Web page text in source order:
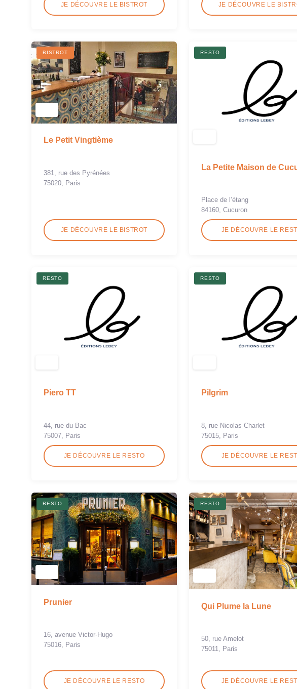
JE DÉCOUVRE LE BISTROT JE DÉCOUVRE LE
BISTROT
Le Petit Vingtième
381, rue des Pyrénées
75020, Paris
JE DÉCOUVRE LE BISTROT
RESTO
La Petite Maison de
Place de l’étang
84160, Cucuron
JE DÉCOUVRE LE
RESTO
Piero TT
44, rue du Bac
75007, Paris
JE DÉCOUVRE LE RESTO
RESTO
Pilgrim
8, rue Nicolas Charlet
75015, Paris
JE DÉCOUVRE LE
RESTO
Prunier
16, avenue Victor-Hugo
75016, Paris
JE DÉCOUVRE LE RESTO
RESTO
Qui Plume la Lune
50, rue Amelot
75011, Paris
JE DÉCOUVRE LE